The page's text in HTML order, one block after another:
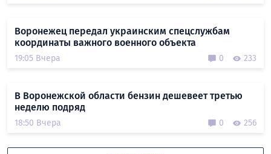
Воронежец передал украинским спецслужбам
координаты важного военного объекта
19:05 Вчера 0 233
В Воронежской области бензин дешевеет третью
неделю подряд
18:50 Вчера 0 256